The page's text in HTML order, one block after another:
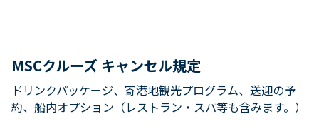
MSCクルーズ キャンセル規定
ドリンクパッケージ、寄港地観光プログラム、送迎の予
約、船内オプション（レストラン・スパ等も含みます。）